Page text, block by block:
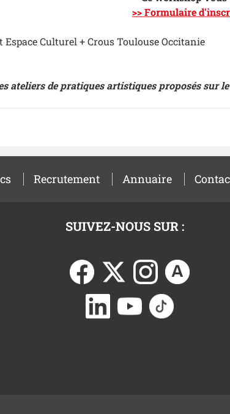
>> Formulaire
Culturel + Crous Toulouse Occitanie
ateliers de pratiques artistiques proposés sur
Recrutement Annuaire
SUIVEZ-NOUS SUR :